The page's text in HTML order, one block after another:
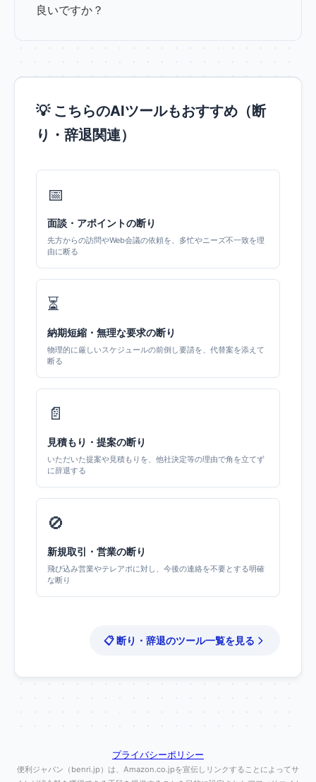
良いですか？
💡 こちらのAIツールもおすすめ（断
り・辞退関連）
📅
面談・アポイントの断り
先方からの訪問やWeb会議の依頼を、多忙やニーズ不一致を理
由に断る
⏳
納期短縮・無理な要求の断り
物理的に厳しいスケジュールの前倒し要請を、代替案を添えて
断る
📄
見積もり・提案の断り
いただいた提案や見積もりを、他社決定等の理由で角を立てず
に辞退する
🚫
新規取引・営業の断り
飛び込み営業やテレアポに対し、今後の連絡を不要とする明確
な断り
📋 断り・辞退のツール一覧を見る
プライバシーポリシー
便利ジャパン（benri.jp）は、Amazon.co.jpを宣伝しリンクすることによってサ